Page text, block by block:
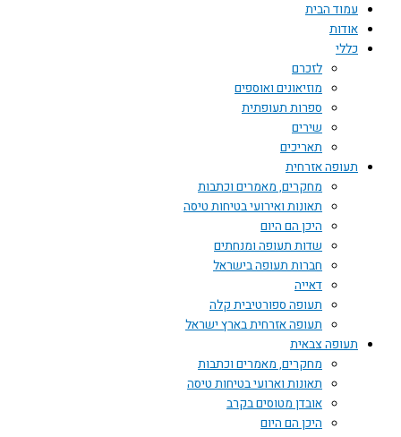
עמוד הבית
אודות
כללי
לזכרם
מוזיאונים ואוספים
ספרות תעופתית
שירים
תאריכים
תעופה אזרחית
מחקרים, מאמרים וכתבות
תאונות ואירועי בטיחות טיסה
היכן הם היום
שדות תעופה ומנחתים
חברות תעופה בישראל
דאייה
תעופה ספורטיבית קלה
תעופה אזרחית בארץ ישראל
תעופה צבאית
מחקרים, מאמרים וכתבות
תאונות וארועי בטיחות טיסה
אובדן מטוסים בקרב
היכן הם היום